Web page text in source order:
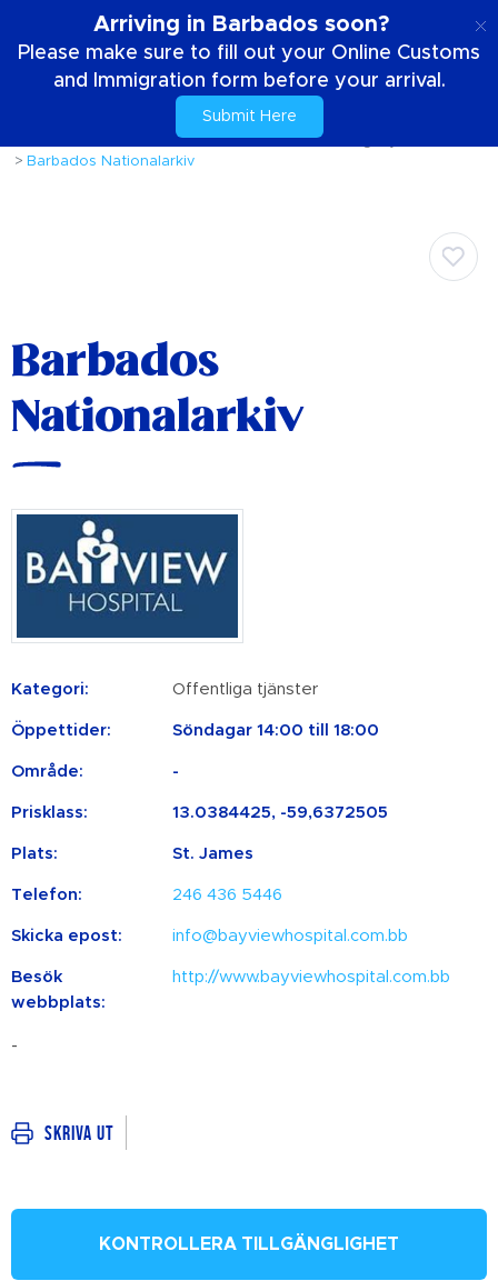
Arriving in Barbados soon?
Please make sure to fill out your Online Customs
and Immigration form before your arrival.
Submit Here
Att komma runt ön
Offentliga tjänster
Barbados Nationalarkiv
Barbados
Nationalarkiv
Kategori: Offentliga tjänster
Öppettider: Söndagar 14:00 till 18:00
Område: -
Prisklass: 13.0384425, -59,6372505
Plats: St. James
Telefon: 246 436 5446
Skicka epost: info@bayviewhospital.com.bb
Besök
webbplats:
http://www.bayviewhospital.com.bb
-
Skriva ut
KONTROLLERA TILLGÄNGLIGHET